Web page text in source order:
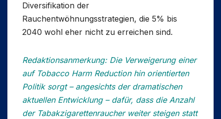
Diversifikation der
Rauchentwöhnungsstrategien, die 5% bis
2040 wohl eher nicht zu erreichen sind.
Redaktionsanmerkung: Die Verweigerung einer
auf Tobacco Harm Reduction hin orientierten
Politik sorgt – angesichts der dramatischen
aktuellen Entwicklung – dafür, dass die Anzahl
der Tabakzigarettenraucher weiter steigen statt